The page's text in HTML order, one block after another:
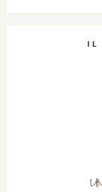
IL